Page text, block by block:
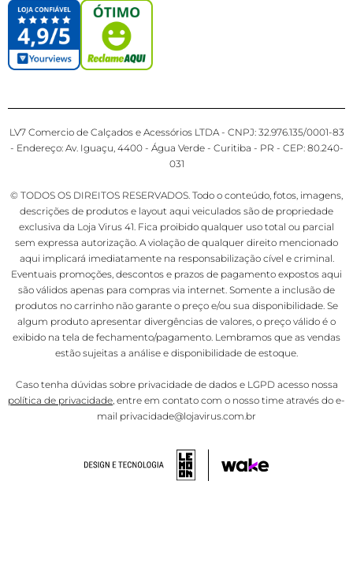
LV7 Comercio de Calçados e Acessórios LTDA - CNPJ: 32.976.135/0001-83
- Endereço: Av. Iguaçu, 4400 - Água Verde - Curitiba - PR - CEP: 80.240-
031
© TODOS OS DIREITOS RESERVADOS. Todo o conteúdo, fotos, imagens,
descrições de produtos e layout aqui veiculados são de propriedade
exclusiva da Loja Virus 41. Fica proibido qualquer uso total ou parcial
sem expressa autorização. A violação de qualquer direito mencionado
aqui implicará imediatamente na responsabilização cível e criminal.
Eventuais promoções, descontos e prazos de pagamento expostos aqui
são válidos apenas para compras via internet. Somente a inclusão de
produtos no carrinho não garante o preço e/ou sua disponibilidade. Se
algum produto apresentar divergências de valores, o preço válido é o
exibido na tela de fechamento/pagamento. Lembramos que as vendas
estão sujeitas a análise e disponibilidade de estoque.
Caso tenha dúvidas sobre privacidade de dados e LGPD acesso nossa
política de privacidade, entre em contato com o nosso time através do e-
mail privacidade@lojavirus.com.br